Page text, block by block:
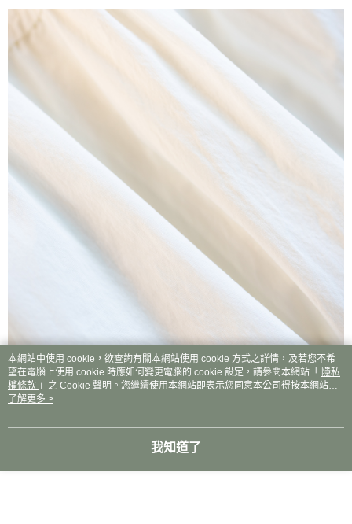
本網站中使用 cookie，欲查詢有關本網站使用 cookie 方式之詳情，及若您不希
望在電腦上使用 cookie 時應如何變更電腦的 cookie 設定，請參閱本網站「 隱私
權條款 」之 Cookie 聲明。您繼續使用本網站即表示您同意本公司得按本網站使
用條款之 Cookie 聲明使用 cookie。
了解更多 >
我知道了